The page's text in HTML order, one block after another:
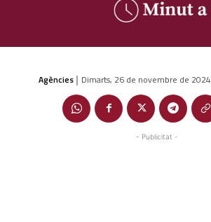
Agències | Dimarts, 26 de novembre de 2024
- Publicitat -